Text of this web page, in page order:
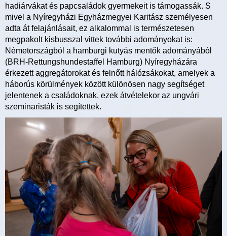
hadiárvákat és papcsaládok gyermekeit is támogassák. S
mivel a Nyíregyházi Egyházmegyei Karitász személyesen
adta át felajánlásait, ez alkalommal is természetesen
megpakolt kisbusszal vittek további adományokat is:
Németországból a hamburgi kutyás mentők adományából
(BRH-Rettungshundestaffel Hamburg) Nyíregyházára
érkezett aggregátorokat és felnőtt hálózsákokat, amelyek a
háborús körülmények között különösen nagy segítséget
jelentenek a családoknak, ezek átvételekor az ungvári
szeminaristák is segítettek.